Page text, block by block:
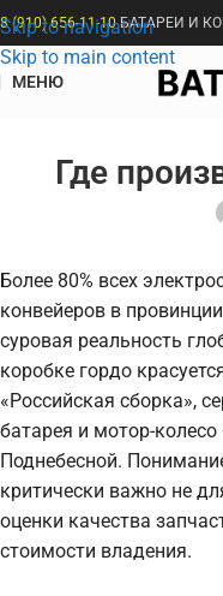
Skip to navigation
Skip to main content
8 (910) 656-11-10БАТАРЕИ И
МЕНЮ
Где
Более 80% всех
конвейеров в
суровая реальность
коробке гордо
«Российская сборка»,
батарея и мотор-
Поднебесной.
критически важно не
оценки качества
стоимости владения.